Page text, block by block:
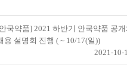
국약품] 2021 하반기 안국약품 공개
용 설명회 진행 ( ~ 10/17(일))
2021-10-